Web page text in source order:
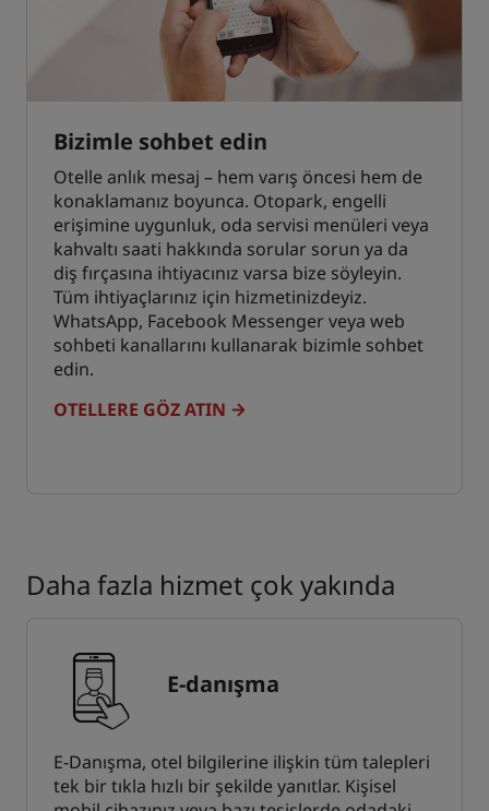
Bizimle sohbet edin
Otelle anlık mesaj – hem varış öncesi hem de
konaklamanız boyunca. Otopark, engelli
erişimine uygunluk, oda servisi menüleri veya
kahvaltı saati hakkında sorular sorun ya da
diş fırçasına ihtiyacınız varsa bize söyleyin.
Tüm ihtiyaçlarınız için hizmetinizdeyiz.
WhatsApp, Facebook Messenger veya web
sohbeti kanallarını kullanarak bizimle sohbet
edin.
OTELLERE GÖZ ATIN
Daha fazla hizmet çok yakında
E-danışma
E-Danışma, otel bilgilerine ilişkin tüm talepleri
tek bir tıkla hızlı bir şekilde yanıtlar. Kişisel